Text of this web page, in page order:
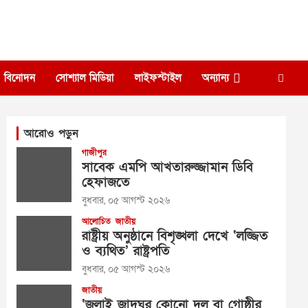
বিনোদন সোশ্যাল মিডিয়া লাইফস্টাইল অন্যান্য
আরোও পড়ুন
গাজীপুর
সাবেক এমপি আখতারুজ্জামান ডিবি
হেফাজতে
বুধবার, ০৫ আগস্ট ২০২৬
আলোচিত জাতীয়
রাষ্ট্রীয় অনুষ্ঠানে বিশৃঙ্খলা দেখে ‘লজ্জিত
ও ব্যথিত’ রাষ্ট্রপতি
বুধবার, ০৫ আগস্ট ২০২৬
জাতীয়